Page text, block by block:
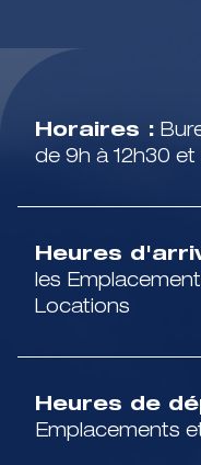
Horaires :
de 9h à 12h30 et
Heures
les
Locations
Heures de
Emplacements